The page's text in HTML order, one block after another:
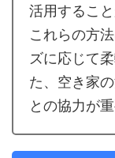
活用すること
これらの方
ズに応じて
た、空き家
との協力が重